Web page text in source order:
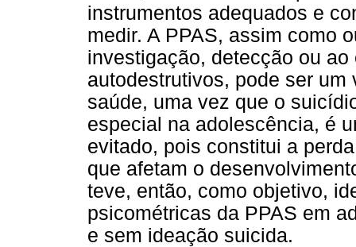
instrumentos adequados e
medir. A PPAS, assim como
investigação, detecção ou
autodestrutivos, pode ser
saúde, uma vez que o
especial na adolescência, é
evitado, pois constitui a
que afetam o
teve, então, como objetivo,
psicométricas da PPAS em
e sem ideação suicida.